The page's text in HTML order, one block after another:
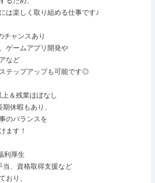
は楽しく取り組める仕事です♪
チャンスあり
ゲームアプリ開発や
など
テップアップも可能です◎
上＆残業ほぼなし
休暇もあり、
のバランスを
ます！
利厚生
当、資格取得支援など
おり、